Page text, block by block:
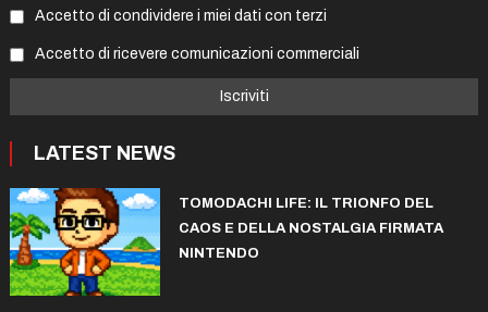
Accetto di condividere i miei dati con terzi
Accetto di ricevere comunicazioni commerciali
LATEST NEWS
TOMODACHI LIFE: IL TRIONFO DEL
CAOS E DELLA NOSTALGIA FIRMATA
NINTENDO